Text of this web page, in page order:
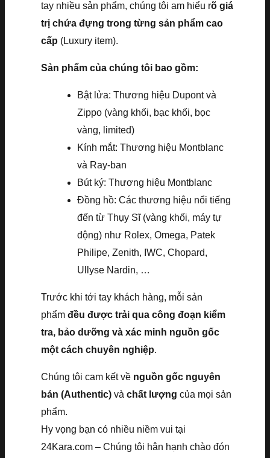
tay nhiều sản phẩm, chúng tôi am hiểu rõ giá
trị chứa đựng trong từng sản phẩm cao
cấp (Luxury item).
Sản phẩm của chúng tôi bao gồm:
Bật lửa: Thương hiệu Dupont và
Zippo (vàng khối, bạc khối, bọc
vàng, limited)
Kính mắt: Thương hiệu Montblanc
và Ray-ban
Bút ký: Thương hiệu Montblanc
Đồng hồ: Các thương hiệu nổi tiếng
đến từ Thụy Sĩ (vàng khối, máy tự
động) như Rolex, Omega, Patek
Philipe, Zenith, IWC, Chopard,
Ullyse Nardin, …
Trước khi tới tay khách hàng, mỗi sản
phẩm đều được trải qua công đoạn kiểm
tra, bảo dưỡng và xác minh nguồn gốc
một cách chuyên nghiệp.
Chúng tôi cam kết về nguồn gốc nguyên
bản (Authentic) và chất lượng của mọi sản
phẩm.
Hy vọng bạn có nhiều niềm vui tại
24Kara.com – Chúng tôi hân hạnh chào đón